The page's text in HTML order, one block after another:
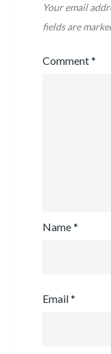
Your email
fields are
Comment*
Name*
Email*